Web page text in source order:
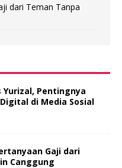
dari Teman Tanpa
Yurizal, Pentingnya
di Media Sosial
Gaji dari
Canggung